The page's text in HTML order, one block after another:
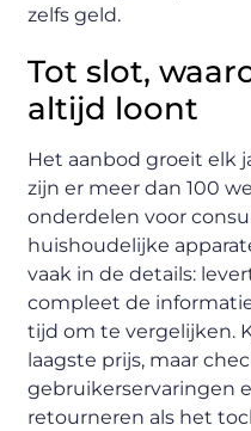
zelfs geld.
Tot slot,
altijd loont
Het aanbod groeit elk
zijn er meer dan 100
onderdelen voor
huishoudelijke
vaak in de details:
compleet de
tijd om te vergelijken.
laagste prijs, maar
gebruikerservaringen
retourneren als het